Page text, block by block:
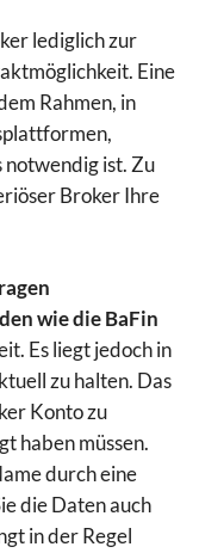
lediglich zur
Eine
Rahmen, in
ist. Zu
Broker Ihre
wie die BaFin
Es liegt jedoch in
zu halten. Das
Konto zu
haben müssen.
durch eine
die Daten auch
in der Regel